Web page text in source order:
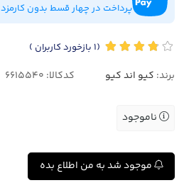
پرداخت در چهار قسط بدون کارمزد
(1 بازخورد کاربران )
برند: کیو اند کیو کدکالا:
ناموجود
موجود شد به من اطلاع بده